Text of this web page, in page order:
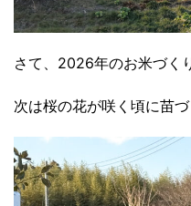
さて、2026年のお米づく
次は桜の花が咲く頃に苗